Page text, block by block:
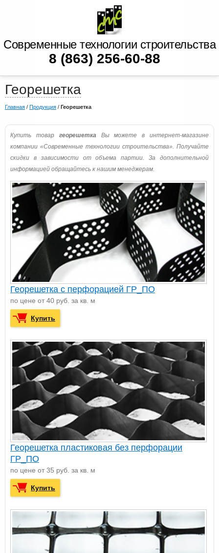
Современные технологии строительства
8 (863) 256-60-88
Георешетка
Главная / Продукция / Георешетка
Купить товар георешеткаВы можете в интернет-магазине
компании «Современные технологии строительства». Получайте
скидки в зависимости от объема партии. За дополнительной
информацией обращайтесь к нашим менеджерам.
Георешетка с перфорацией ГР_ПО
по цене от 40 руб. за кв. м
Купить
Георешетка пластиковая без перфорации
ГР_ПО
по цене от 35 руб. за кв. м
Купить